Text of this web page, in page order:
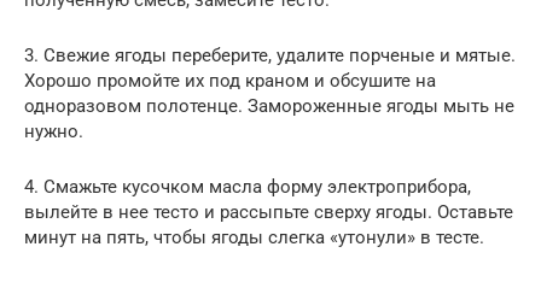
3. Свежие ягоды переберите, удалите порченые и мятые.
Хорошо промойте их под краном и обсушите на
одноразовом полотенце. Замороженные ягоды мыть не
нужно.
4. Смажьте кусочком масла форму электроприбора,
вылейте в нее тесто и рассыпьте сверху ягоды. Оставьте
минут на пять, чтобы ягоды слегка «утонули» в тесте.